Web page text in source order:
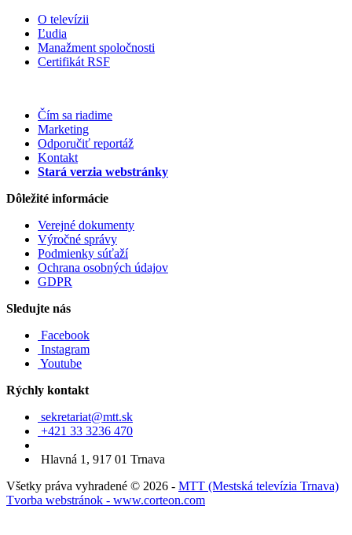
O televízii
Ľudia
Manažment spoločnosti
Certifikát RSF
Čím sa riadime
Marketing
Odporučiť reportáž
Kontakt
Stará verzia webstránky
Dôležité informácie
Verejné dokumenty
Výročné správy
Podmienky súťaží
Ochrana osobných údajov
GDPR
Sledujte nás
Facebook
Instagram
Youtube
Rýchly kontakt
sekretariat@mtt.sk
+421 33 3236 470
Hlavná 1, 917 01 Trnava
Všetky práva vyhradené © 2026 - MTT (Mestská televízia Trnava)
Tvorba webstránok - www.corteon.com